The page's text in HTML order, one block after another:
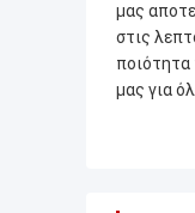
μας
στις
ποιότητα
μας για